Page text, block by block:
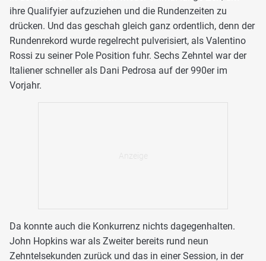
ihre Qualifyier aufzuziehen und die Rundenzeiten zu
drücken. Und das geschah gleich ganz ordentlich, denn der
Rundenrekord wurde regelrecht pulverisiert, als Valentino
Rossi zu seiner Pole Position fuhr. Sechs Zehntel war der
Italiener schneller als Dani Pedrosa auf der 990er im
Vorjahr.
Da konnte auch die Konkurrenz nichts dagegenhalten.
John Hopkins war als Zweiter bereits rund neun
Zehntelsekunden zurück und das in einer Session, in der